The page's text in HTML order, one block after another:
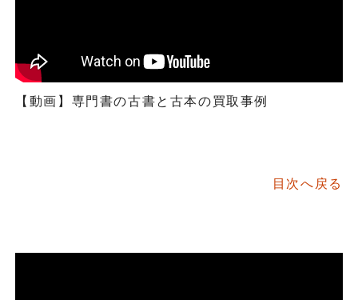
【動画】専門書の古書と古本の買取事例
目次へ戻る